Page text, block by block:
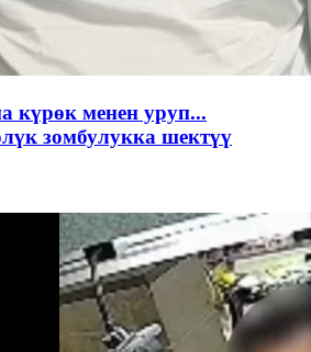
күрөк менен уруп...
зомбулукка шектүү